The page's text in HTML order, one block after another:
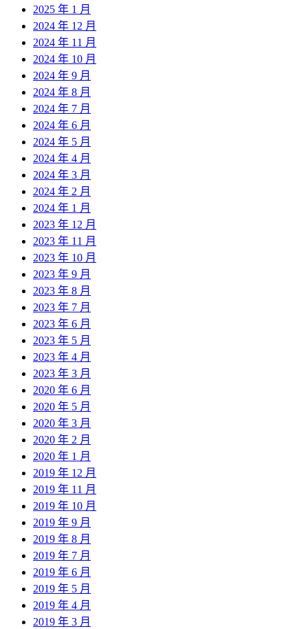
2025 年 1 月
2024 年 12 月
2024 年 11 月
2024 年 10 月
2024 年 9 月
2024 年 8 月
2024 年 7 月
2024 年 6 月
2024 年 5 月
2024 年 4 月
2024 年 3 月
2024 年 2 月
2024 年 1 月
2023 年 12 月
2023 年 11 月
2023 年 10 月
2023 年 9 月
2023 年 8 月
2023 年 7 月
2023 年 6 月
2023 年 5 月
2023 年 4 月
2023 年 3 月
2020 年 6 月
2020 年 5 月
2020 年 3 月
2020 年 2 月
2020 年 1 月
2019 年 12 月
2019 年 11 月
2019 年 10 月
2019 年 9 月
2019 年 8 月
2019 年 7 月
2019 年 6 月
2019 年 5 月
2019 年 4 月
2019 年 3 月